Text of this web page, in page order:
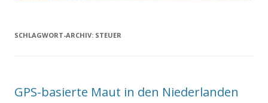
SCHLAGWORT-ARCHIV: STEUER
GPS-basierte Maut in den Niederlanden